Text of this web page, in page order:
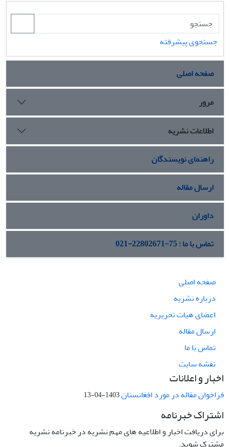
جستجوی پیشرفته
صفحه اصلی
مرور
اطلاعات نشریه
راهنمای نویسندگان
ارسال مقاله
داوران
تماس با ما : 75-22802671-021
صفحه اصلی
درباره نشریه
اعضای هیات تحریریه
ارسال مقاله
تماس با ما
نقشه سایت
اخبار و اعلانات
فراخوان مقاله در مورد افغانستان1403-04-13
اشتراک خبرنامه
برای دریافت اخبار و اطلاعیه های مهم نشریه در خبرنامه نشریه